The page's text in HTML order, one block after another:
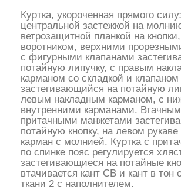
Куртка, укороченная прямого
центральной застежкой на
ветрозащитной планкой на
воротником, верхними
с фигурными клапанами
потайную липучку, с правым
карманом со складкой и клапаном
застегивающийся на потайную
левым накладным карманом, с
внутренними карманами.
притачными манжетами
потайную кнопку, на левом рукаве
карман с молнией. Куртка с
по спинке пояс регулируется
застегивающиеся на потайные
втачивается кант СВ и кант в тон
ткани 2 с наполнителем.